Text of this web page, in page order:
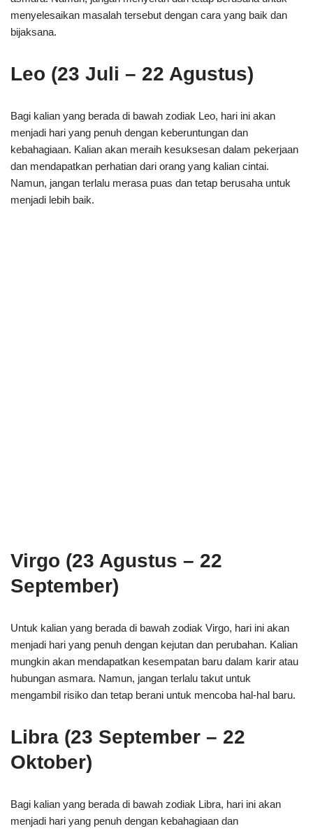
menyelesaikan masalah tersebut dengan cara yang baik dan
bijaksana.
Leo (23 Juli – 22 Agustus)
Bagi kalian yang berada di bawah zodiak Leo, hari ini akan
menjadi hari yang penuh dengan keberuntungan dan
kebahagiaan. Kalian akan meraih kesuksesan dalam pekerjaan
dan mendapatkan perhatian dari orang yang kalian cintai.
Namun, jangan terlalu merasa puas dan tetap berusaha untuk
menjadi lebih baik.
Virgo (23 Agustus – 22
September)
Untuk kalian yang berada di bawah zodiak Virgo, hari ini akan
menjadi hari yang penuh dengan kejutan dan perubahan. Kalian
mungkin akan mendapatkan kesempatan baru dalam karir atau
hubungan asmara. Namun, jangan terlalu takut untuk
mengambil risiko dan tetap berani untuk mencoba hal-hal baru.
Libra (23 September – 22
Oktober)
Bagi kalian yang berada di bawah zodiak Libra, hari ini akan
menjadi hari yang penuh dengan kebahagiaan dan